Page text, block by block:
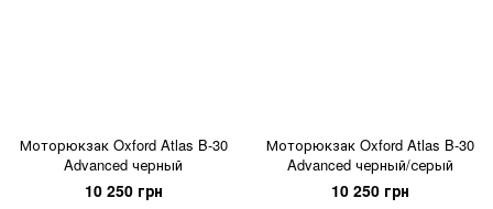
Моторюкзак Oxford Atlas B-30
Advanced черный
10 250 грн
Моторюкзак Oxford Atlas B-30
Advanced черный/серый
10 250 грн